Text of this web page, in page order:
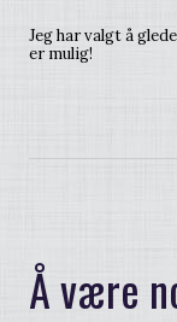
Jeg har valgt å
er mulig!
Å være